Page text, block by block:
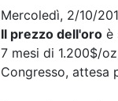
Mercoledì, 2/10/
Il prezzo dell'oro è
7 mesi di 1.200$/
Congresso, attesa